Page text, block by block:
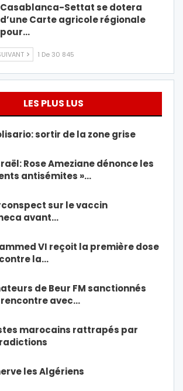
Casablanca-Settat se dotera
d’une Carte agricole régionale
pour…
1 De 30 845
LES PLUS LUS
sortir de la zone grise
Rose Ameziane dénonce les
antisémites »…
sur le vaccin
avant…
VI reçoit la première dose
la…
de Beur FM sanctionnés
avec…
marocains rattrapés par
les Algériens